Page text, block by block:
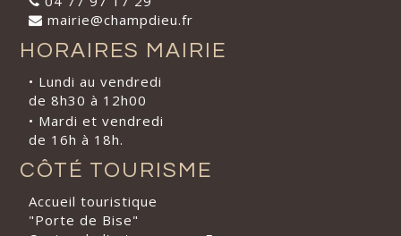
mairie@champdieu.fr
HORAIRES MAIRIE
• Lundi au vendredi
de 8h30 à 12h00
• Mardi et vendredi
de 16h à 18h.
CÔTÉ TOURISME
Accueil touristique
"Porte de Bise"